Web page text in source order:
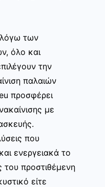
των
όλο και
την
παλαιών
προσφέρει
με
που
ενεργειακά το
προστιθέμενη
είτε